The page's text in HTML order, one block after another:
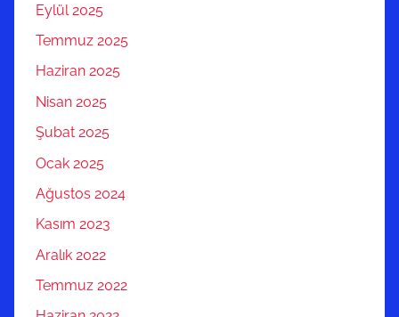
Eylül 2025
Temmuz 2025
Haziran 2025
Nisan 2025
Şubat 2025
Ocak 2025
Ağustos 2024
Kasım 2023
Aralık 2022
Temmuz 2022